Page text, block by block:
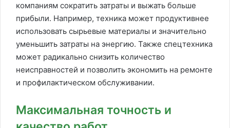
компаниям сократить затраты и выжать больше
прибыли. Например, техника может продуктивнее
использовать сырьевые материалы и значительно
уменьшить затраты на энергию. Также спецтехника
может радикально снизить количество
неисправностей и позволить экономить на ремонте
и профилактическом обслуживании.
Максимальная точность и